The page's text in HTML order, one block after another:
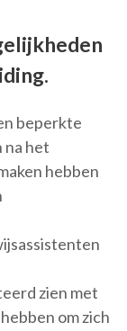
beperkte
na het
hebben
zien met
om zich